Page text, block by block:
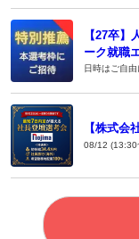
【27卒
ーク就職
日時はご自
【株式会
08/12